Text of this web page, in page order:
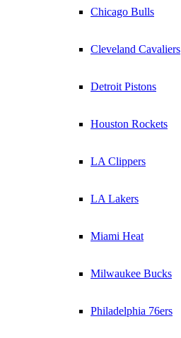
Chicago Bulls
Cleveland Cavaliers
Detroit Pistons
Houston Rockets
LA Clippers
LA Lakers
Miami Heat
Milwaukee Bucks
Philadelphia 76ers